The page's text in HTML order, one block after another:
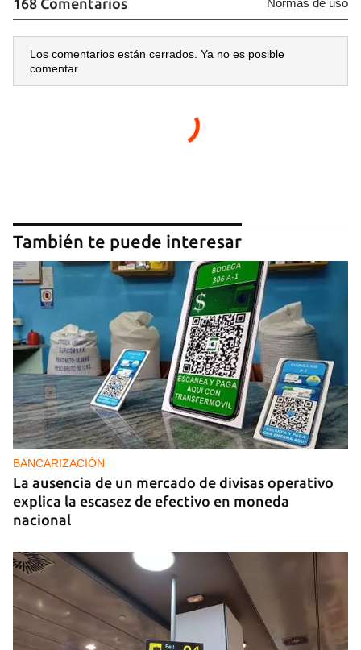
168 Comentarios Normas de uso
Los comentarios están cerrados. Ya no es posible
comentar
También te puede interesar
BANCARIZACIÓN
La ausencia de un mercado de divisas operativo
explica la escasez de efectivo en moneda
nacional